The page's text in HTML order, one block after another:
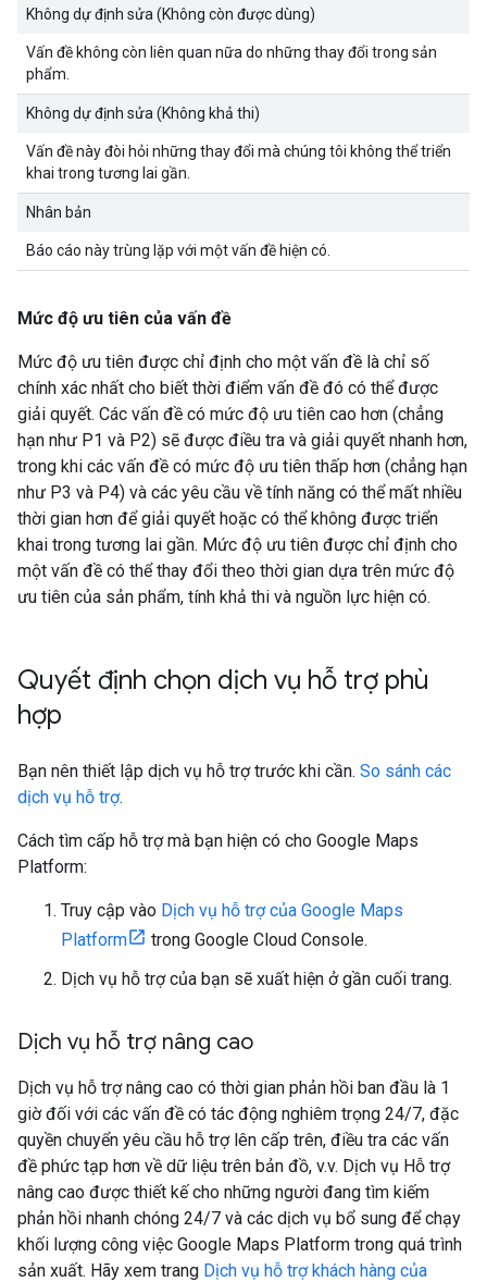
Không dự định sửa (Không còn được dùng)
Vấn đề không còn liên quan nữa do những thay đổi trong sản
phẩm.
Không dự định sửa (Không khả thi)
Vấn đề này đòi hỏi những thay đổi mà chúng tôi không thể triển
khai trong tương lai gần.
Nhân bản
Báo cáo này trùng lặp với một vấn đề hiện có.
Mức độ ưu tiên của vấn đề
Mức độ ưu tiên được chỉ định cho một vấn đề là chỉ số
chính xác nhất cho biết thời điểm vấn đề đó có thể được
giải quyết. Các vấn đề có mức độ ưu tiên cao hơn (chẳng
hạn như P1 và P2) sẽ được điều tra và giải quyết nhanh hơn,
trong khi các vấn đề có mức độ ưu tiên thấp hơn (chẳng hạn
như P3 và P4) và các yêu cầu về tính năng có thể mất nhiều
thời gian hơn để giải quyết hoặc có thể không được triển
khai trong tương lai gần. Mức độ ưu tiên được chỉ định cho
một vấn đề có thể thay đổi theo thời gian dựa trên mức độ
ưu tiên của sản phẩm, tính khả thi và nguồn lực hiện có.
Quyết định chọn dịch vụ hỗ trợ phù
hợp
Bạn nên thiết lập dịch vụ hỗ trợ trước khi cần. So sánh các
dịch vụ hỗ trợ.
Cách tìm cấp hỗ trợ mà bạn hiện có cho Google Maps
Platform:
Truy cập vào Dịch vụ hỗ trợ của Google Maps
Platform
trong Google Cloud Console.
Dịch vụ hỗ trợ của bạn sẽ xuất hiện ở gần cuối trang.
Dịch vụ hỗ trợ nâng cao
Dịch vụ hỗ trợ nâng cao có thời gian phản hồi ban đầu là 1
giờ đối với các vấn đề có tác động nghiêm trọng 24/7, đặc
quyền chuyển yêu cầu hỗ trợ lên cấp trên, điều tra các vấn
đề phức tạp hơn về dữ liệu trên bản đồ, v.v. Dịch vụ Hỗ trợ
nâng cao được thiết kế cho những người đang tìm kiếm
phản hồi nhanh chóng 24/7 và các dịch vụ bổ sung để chạy
khối lượng công việc Google Maps Platform trong quá trình
sản xuất. Hãy xem trang Dịch vụ hỗ trợ khách hàng của